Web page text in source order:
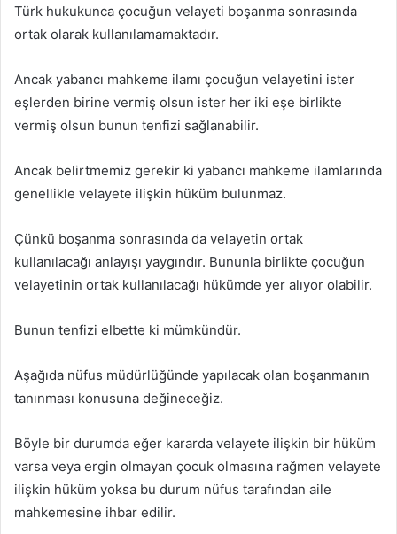
Türk hukukunca çocuğun velayeti boşanma sonrasında
ortak olarak kullanılamamaktadır.
Ancak yabancı mahkeme ilamı çocuğun velayetini ister
eşlerden birine vermiş olsun ister her iki eşe birlikte
vermiş olsun bunun tenfizi sağlanabilir.
Ancak belirtmemiz gerekir ki yabancı mahkeme ilamlarında
genellikle velayete ilişkin hüküm bulunmaz.
Çünkü boşanma sonrasında da velayetin ortak
kullanılacağı anlayışı yaygındır. Bununla birlikte çocuğun
velayetinin ortak kullanılacağı hükümde yer alıyor olabilir.
Bunun tenfizi elbette ki mümkündür.
Aşağıda nüfus müdürlüğünde yapılacak olan boşanmanın
tanınması konusuna değineceğiz.
Böyle bir durumda eğer kararda velayete ilişkin bir hüküm
varsa veya ergin olmayan çocuk olmasına rağmen velayete
ilişkin hüküm yoksa bu durum nüfus tarafından aile
mahkemesine ihbar edilir.